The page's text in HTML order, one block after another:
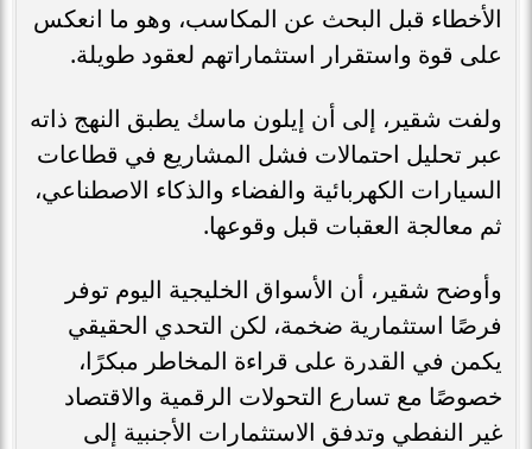
الأخطاء قبل البحث عن المكاسب، وهو ما انعكس
على قوة واستقرار استثماراتهم لعقود طويلة.
ولفت شقير، إلى أن إيلون ماسك يطبق النهج ذاته
عبر تحليل احتمالات فشل المشاريع في قطاعات
السيارات الكهربائية والفضاء والذكاء الاصطناعي،
ثم معالجة العقبات قبل وقوعها.
وأوضح شقير، أن الأسواق الخليجية اليوم توفر
فرصًا استثمارية ضخمة، لكن التحدي الحقيقي
يكمن في القدرة على قراءة المخاطر مبكرًا،
خصوصًا مع تسارع التحولات الرقمية والاقتصاد
غير النفطي وتدفق الاستثمارات الأجنبية إلى